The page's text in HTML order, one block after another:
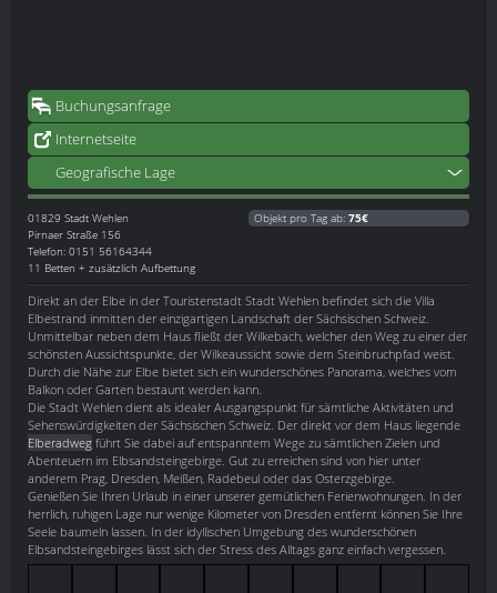
Buchungsanfrage
Internetseite
Geografische Lage
01829 Stadt Wehlen
Pirnaer Straße 156
Telefon: 0151 56164344
11 Betten + zusätzlich Aufbettung
Objekt pro Tag ab: 75€
Direkt an der Elbe in der Touristenstadt Stadt Wehlen befindet sich die Villa
Elbestrand inmitten der einzigartigen Landschaft der Sächsischen Schweiz.
Unmittelbar neben dem Haus fließt der Wilkebach, welcher den Weg zu einer der
schönsten Aussichtspunkte, der Wilkeaussicht sowie dem Steinbruchpfad weist.
Durch die Nähe zur Elbe bietet sich ein wunderschönes Panorama, welches vom
Balkon oder Garten bestaunt werden kann.
Die Stadt Wehlen dient als idealer Ausgangspunkt für sämtliche Aktivitäten und
Sehenswürdigkeiten der Sächsischen Schweiz. Der direkt vor dem Haus liegende
Elberadweg führt Sie dabei auf entspanntem Wege zu sämtlichen Zielen und
Abenteuern im Elbsandsteingebirge. Gut zu erreichen sind von hier unter
anderem Prag, Dresden, Meißen, Radebeul oder das Osterzgebirge.
Genießen Sie Ihren Urlaub in einer unserer gemütlichen Ferienwohnungen. In der
herrlich, ruhigen Lage nur wenige Kilometer von Dresden entfernt können Sie Ihre
Seele baumeln lassen. In der idyllischen Umgebung des wunderschönen
Elbsandsteingebirges lässt sich der Stress des Alltags ganz einfach vergessen.